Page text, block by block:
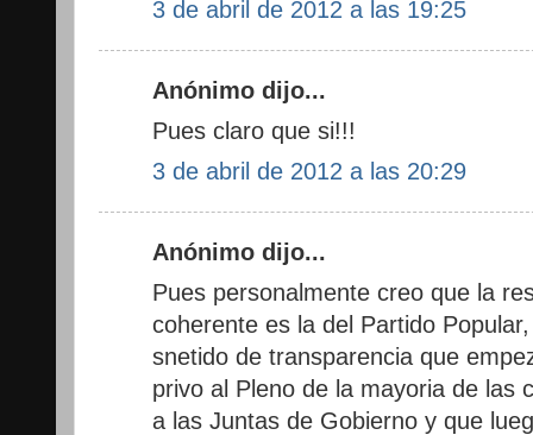
3 de abril de 2012 a las 19:25
Anónimo dijo...
Pues claro que si!!!
3 de abril de 2012 a las 20:29
Anónimo dijo...
Pues personalmente creo que la
coherente es la del Partido
snetido de transparencia que
privo al Pleno de la mayoria de las
a las Juntas de Gobierno y que